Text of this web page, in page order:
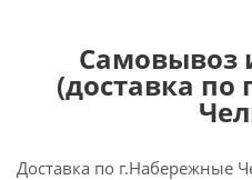
Самовывоз
(доставка
Доставка по г.Набережные